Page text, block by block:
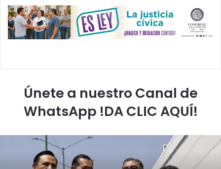
Únete a nuestro Canal de
WhatsApp !DA CLIC AQUÍ!